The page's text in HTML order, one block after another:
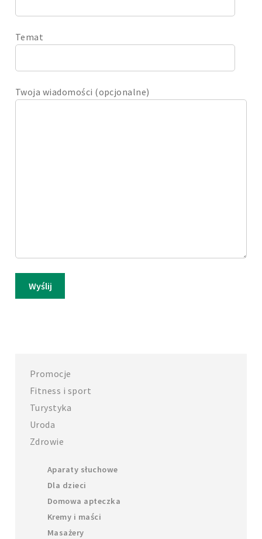
Temat
Twoja wiadomości (opcjonalne)
Promocje
Fitness i sport
Turystyka
Uroda
Zdrowie
Aparaty słuchowe
Dla dzieci
Domowa apteczka
Kremy i maści
Masażery